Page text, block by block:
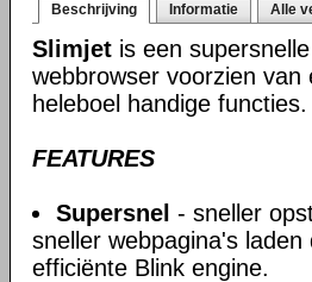
Beschrijving Informatie Alle
Slimjet is een supersnelle
webbrowser voorzien van
heleboel handige functies.
FEATURES
Supersnel - sneller
sneller webpagina's laden
efficiënte Blink engine.